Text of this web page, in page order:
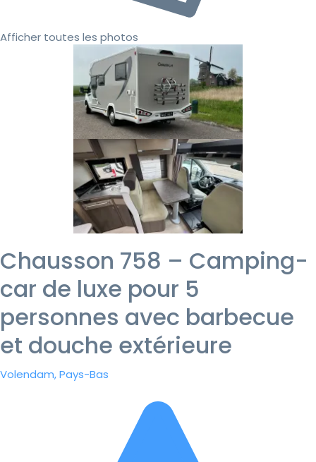
Afficher toutes les photos
Chausson 758 – Camping-
car de luxe pour 5
personnes avec barbecue
et douche extérieure
Volendam, Pays-Bas